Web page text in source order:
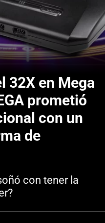
32X en Mega
prometió
con un
de
con tener la